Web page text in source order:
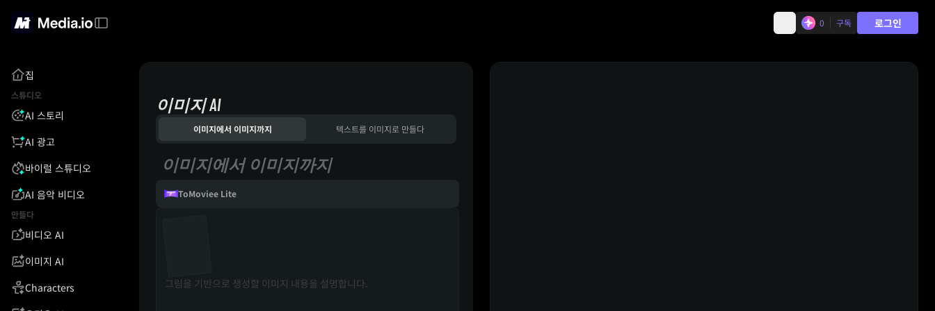
0 구독 로그인
집
스튜디오
AI 스토리
AI 광고
바이럴 스튜디오
AI 음악 비디오
만들다
비디오 AI
이미지 AI
Characters
이미지 AI
이미지에서 이미지까지 텍스트를 이미지로 만들다
이미지에서 이미지까지
ToMoviee Lite